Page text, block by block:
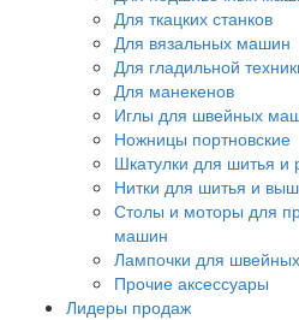
Для ткацких станков
Для вязальных машин
Для гладильной
Для манекенов
Иглы для швейных
Ножницы портновские
Шкатулки для шитья и
Нитки для шитья и
Столы и моторы для
машин
Лампочки для
Прочие аксессуары
Лидеры продаж